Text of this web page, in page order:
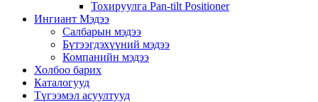
Тохируулга Pan-tilt Positioner
Ингиант Мэдээ
Салбарын мэдээ
Бүтээгдэхүүний мэдээ
Компанийн мэдээ
Холбоо барих
Каталогууд
Түгээмэл асуултууд